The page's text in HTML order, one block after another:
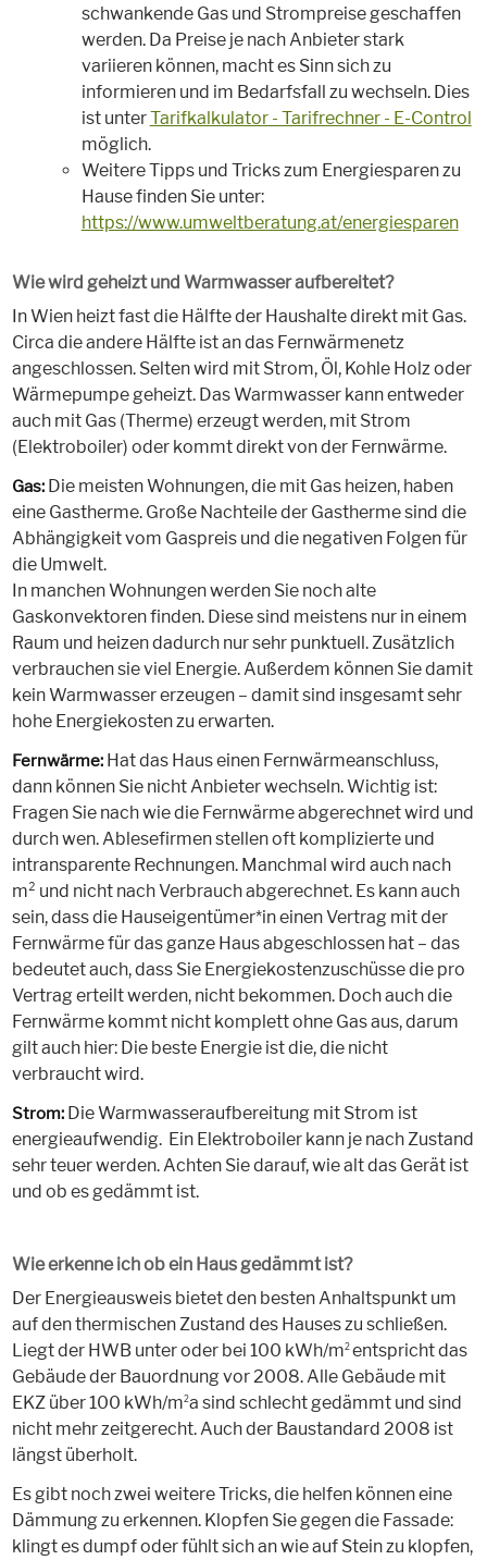
schwankende Gas und Strompreise geschaffen
werden. Da Preise je nach Anbieter stark
variieren können, macht es Sinn sich zu
informieren und im Bedarfsfall zu wechseln. Dies
ist unterTarifkalkulator - Tarifrechner - E-Control
möglich.
Weitere Tipps und Tricks zum Energiesparen zu
Hause finden Sie unter:
https://www.umweltberatung.at/energiesparen
Wie wird geheizt und Warmwasser aufbereitet?
In Wien heizt fast die Hälfte der Haushalte direkt mit Gas.
Circa die andere Hälfte ist an das Fernwärmenetz
angeschlossen. Selten wird mit Strom, Öl, Kohle Holz oder
Wärmepumpe geheizt. Das Warmwasser kann entweder
auch mit Gas (Therme) erzeugt werden, mit Strom
(Elektroboiler) oder kommt direkt von der Fernwärme.
Gas:Die meisten Wohnungen, die mit Gas heizen, haben
eine Gastherme. Große Nachteile der Gastherme sind die
Abhängigkeit vom Gaspreis und die negativen Folgen für
die Umwelt.
In manchen Wohnungen werden Sie noch alte
Gaskonvektoren finden. Diese sind meistens nur in einem
Raum und heizen dadurch nur sehr punktuell. Zusätzlich
verbrauchen sie viel Energie. Außerdem können Sie damit
kein Warmwasser erzeugen – damit sind insgesamt sehr
hohe Energiekosten zu erwarten.
Fernwärme: Hat das Haus einen Fernwärmeanschluss,
dann können Sie nicht Anbieter wechseln. Wichtig ist:
Fragen Sie nach wie die Fernwärme abgerechnet wird und
durch wen. Ablesefirmen stellen oft komplizierte und
intransparente Rechnungen. Manchmal wird auch nach
m² und nicht nach Verbrauch abgerechnet. Es kann auch
sein, dass die Hauseigentümer*in einen Vertrag mit der
Fernwärme für das ganze Haus abgeschlossen hat – das
bedeutet auch, dass Sie Energiekostenzuschüsse die pro
Vertrag erteilt werden, nicht bekommen. Doch auch die
Fernwärme kommt nicht komplett ohne Gas aus, darum
gilt auch hier: Die beste Energie ist die, die nicht
verbraucht wird.
Strom: Die Warmwasseraufbereitung mit Strom ist
energieaufwendig. Ein Elektroboiler kann je nach Zustand
sehr teuer werden. Achten Sie darauf, wie alt das Gerät ist
und ob es gedämmt ist.
Wie erkenne ich ob ein Haus gedämmt ist?
Der Energieausweis bietet den besten Anhaltspunkt um
auf den thermischen Zustand des Hauses zu schließen.
Liegt der HWB unter oder bei 100 kWh/m2 entspricht das
Gebäude der Bauordnung vor2008. Alle Gebäude mit
EKZ über 100 kWh/m2a sind schlecht gedämmt und sind
nicht mehr zeitgerecht. Auch der Baustandard 2008 ist
längst überholt.
Es gibt noch zwei weitere Tricks, die helfen können eine
Dämmung zu erkennen. Klopfen Sie gegen die Fassade:
klingt es dumpf oder fühlt sich an wie auf Stein zu klopfen,